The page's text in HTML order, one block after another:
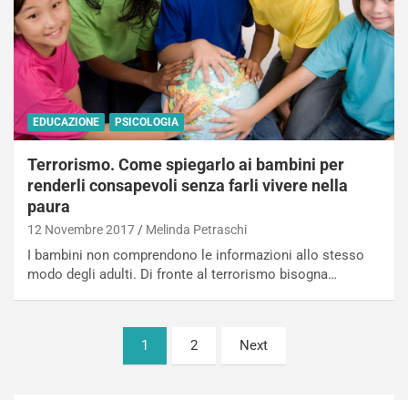
EDUCAZIONE PSICOLOGIA
Terrorismo. Come spiegarlo ai bambini per
renderli consapevoli senza farli vivere nella
paura
12 Novembre 2017 Melinda Petraschi
I bambini non comprendono le informazioni allo stesso
modo degli adulti. Di fronte al terrorismo bisogna…
1 2 Next